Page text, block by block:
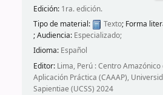
Edición: 1ra. edición.
Tipo de material:
Texto; Forma
; Audiencia: Especializado;
Idioma: Español
Editor: Lima, Perú : Centro
Aplicación Práctica (CAAAP),
Sapientiae (UCSS) 2024